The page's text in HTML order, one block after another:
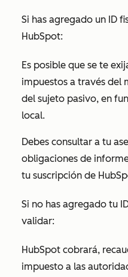
Si has agregado un ID
HubSpot:
Es posible que se te
impuestos a través del
del sujeto pasivo, en
local.
Debes consultar a tu
obligaciones de
tu suscripción de
Si no has agregado tu
validar:
HubSpot cobrará,
impuesto a las